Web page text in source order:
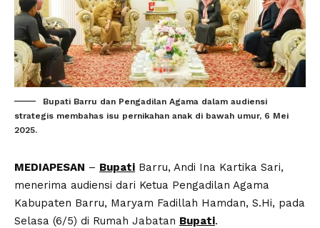
Bupati Barru dan Pengadilan Agama dalam audiensi
strategis membahas isu pernikahan anak di bawah umur, 6 Mei
2025.
MEDIAPESAN – Bupati Barru, Andi Ina Kartika Sari,
menerima audiensi dari Ketua Pengadilan Agama
Kabupaten Barru, Maryam Fadillah Hamdan, S.Hi, pada
Selasa (6/5) di Rumah Jabatan Bupati.